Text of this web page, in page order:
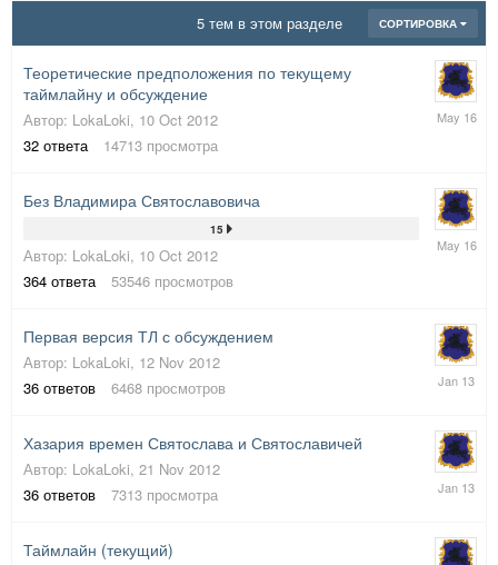
СОРТИРОВКА
5 тем в этом разделе
Теоретические предположения по текущему
таймлайну и обсуждение
Автор: LokaLoki, 10 Oct 2012
32 ответа 14713 просмотра
23
May
Без Владимира Святославовича
15
Автор: LokaLoki, 10 Oct 2012
364 ответа 53546 просмотров
23
May
Первая версия ТЛ с обсуждением
Автор: LokaLoki, 12 Nov 2012
36 ответов 6468 просмотров
11
Хазария времен Святослава и Святославичей
Автор: LokaLoki, 21 Nov 2012
36 ответов 7313 просмотра
8
Таймлайн (текущий)